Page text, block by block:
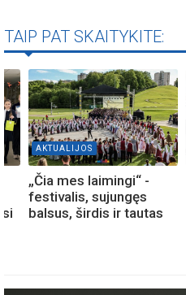
TAIP PAT SKAITYKITE:
AKTUALIJOS
„Čia mes laimingi“ -
festivalis, sujungęs
balsus, širdis ir tautas